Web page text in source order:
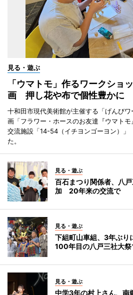
見る・遊ぶ
「ウマトモ」作るワークショ
画 押し花や布で個性豊かに
十和田市現代美術館が主催する「げんび
画「フラワー・ホースのお友達『ウマトモ
交流施設「14-54（イチヨンゴーヨン）」
た。
見る・遊ぶ
百石まつり関係者、八
加 20年来の交流で
見る・遊ぶ
下組町山車組、3年ぶ
100年目の八戸三社大祭
見る・遊ぶ
中学3年の村上さん、南